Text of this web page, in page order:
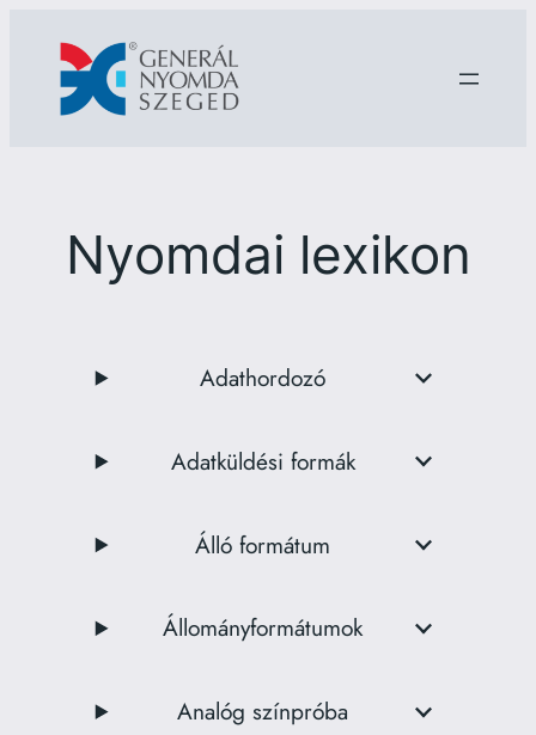
tartalomhoz
Nyomdai lexikon
Adathordozó
Adatküldési formák
Álló formátum
Állományformátumok
Analóg színpróba